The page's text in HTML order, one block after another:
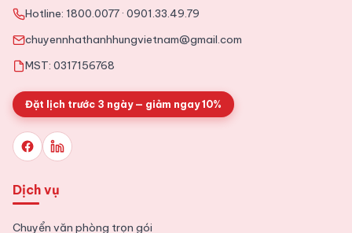
Tổng hợp kinh nghiệm chuyển văn phòng chi tiết từ A tới Z
Hotline: 1800.0077 · 0901.33.49.79
chuyennhathanhhungvietnam@gmail.com
MST: 0317156768
Đặt lịch trước 3 ngày — giảm ngay 10%
Dịch vụ
Chuyển văn phòng trọn gói